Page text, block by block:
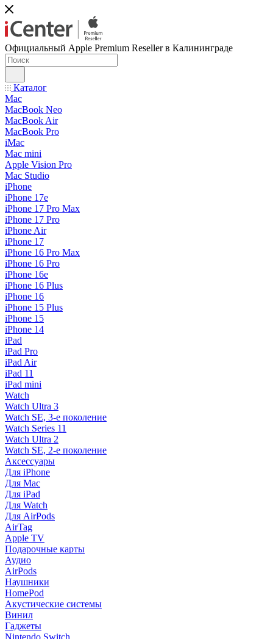
Официальный Apple Premium Reseller в Калининграде
Каталог
Mac
MacBook Neo
MacBook Air
MacBook Pro
iMac
Mac mini
Apple Vision Pro
Mac Studio
iPhone
iPhone 17e
iPhone 17 Pro Max
iPhone 17 Pro
iPhone Air
iPhone 17
iPhone 16 Pro Max
iPhone 16 Pro
iPhone 16e
iPhone 16 Plus
iPhone 16
iPhone 15 Plus
iPhone 15
iPhone 14
iPad
iPad Pro
iPad Air
iPad 11
iPad mini
Watch
Watch Ultra 3
Watch SE, 3-е поколение
Watch Series 11
Watch Ultra 2
Watch SE, 2-е поколение
Аксессуары
Для iPhone
Для Mac
Для iPad
Для Watch
Для AirPods
AirTag
Apple TV
Подарочные карты
Аудио
AirPods
Наушники
HomePod
Акустические системы
Винил
Гаджеты
Nintendo Switch